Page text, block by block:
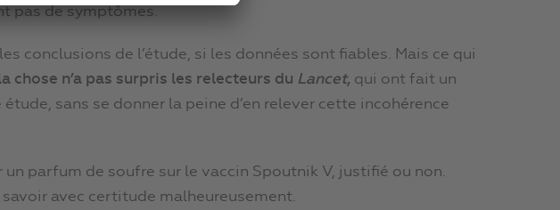
pas de symptômes.
conclusions de l’étude, si les données sont fiables. Mais ce qui
chose n’a pas surpris les relecteurs du Lancet, qui ont fait un
sans se donner la peine d’en relever cette incohérence
parfum de soufre sur le vaccin Spoutnik V, justifié ou non.
avec certitude malheureusement.